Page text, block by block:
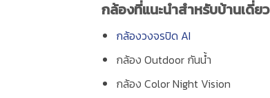
กล้องที่แนะนำสำหรับบ้านเดี่ยว
กล้องวงจรปิด AI
กล้อง Outdoor กันน้ำ
กล้อง Color Night Vision